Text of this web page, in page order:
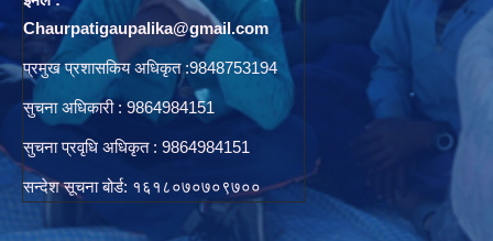
Chaurpatigaupalika@gmail.com
प्रमुख प्रशासकिय अधिकृत :9848753194
सुचना अधिकारी : 9864984151
सुचना प्रवृधि अधिकृत : 9864984151
सन्देश सूचना बोर्ड: १६१८०७०७०९७००